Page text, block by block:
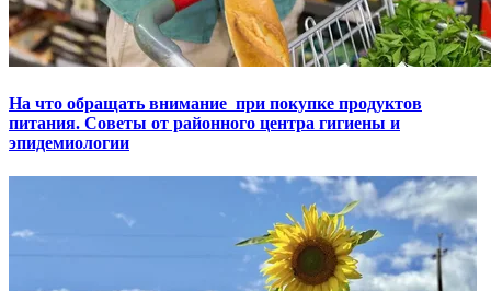
На что обращать внимание при покупке продуктов
питания. Советы от районного центра гигиены и
эпидемиологии